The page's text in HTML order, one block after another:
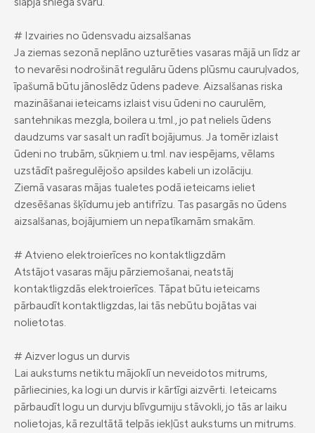
# Izvairies no ūdensvadu aizsalšanas
Ja ziemas sezonā neplāno uzturēties vasaras mājā un līdz ar
to nevarēsi nodrošināt regulāru ūdens plūsmu cauruļvados,
īpašumā būtu jānoslēdz ūdens padeve. Aizsalšanas riska
mazināšanai ieteicams izlaist visu ūdeni no caurulēm,
santehnikas mezgla, boilera u.tml., jo pat neliels ūdens
daudzums var sasalt un radīt bojājumus. Ja tomēr izlaist
ūdeni no trubām, sūkņiem u.tml. nav iespējams, vēlams
uzstādīt pašregulējošo apsildes kabeli un izolāciju.
Ziemā vasaras mājas tualetes podā ieteicams ieliet
dzesēšanas šķīdumu jeb antifrīzu. Tas pasargās no ūdens
aizsalšanas, bojājumiem un nepatīkamām smakām.
# Atvieno elektroierīces no kontaktligzdām
Atstājot vasaras māju pārziemošanai, neatstāj
kontaktligzdās elektroierīces. Tāpat būtu ieteicams
pārbaudīt kontaktligzdas, lai tās nebūtu bojātas vai
nolietotas.
# Aizver logus un durvis
Lai aukstums netiktu mājoklī un neveidotos mitrums,
pārliecinies, ka logi un durvis ir kārtīgi aizvērti. Ieteicams
pārbaudīt logu un durvju blīvgumiju stāvokli, jo tās ar laiku
nolietojas, kā rezultātā telpās iekļūst aukstums un mitrums.